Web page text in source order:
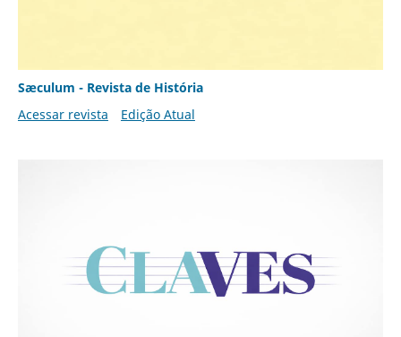
Sæculum - Revista de História
Acessar revista
Edição Atual